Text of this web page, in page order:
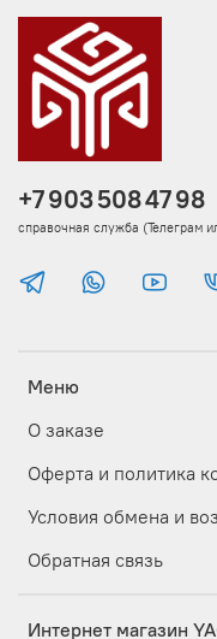
Меню
О заказе
Оферта и политика
Условия обмена и
Обратная связь
Интернет магазин
+7 903 508 47 98
справочная служба (Телеграм